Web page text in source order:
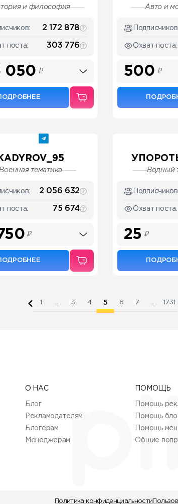
и философия
2 172 878
поста: 303 776
050 ₽
Авто и
Охват поста:
500 ₽
тематика
2 056 632
поста: 75 674
₽
Водный
Охват поста:
25 ₽
1 ... 3 4 5 6 7 ... 1731
О НАС
Блог
Рекламодателям
Блогерам
Менеджерам
ПОМОЩЬ
Помощь
Помощь
Помощь
Общие
Политика конфиденциальности